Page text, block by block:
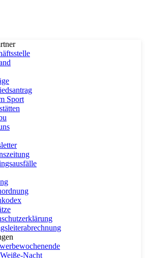
Sport
Nacht